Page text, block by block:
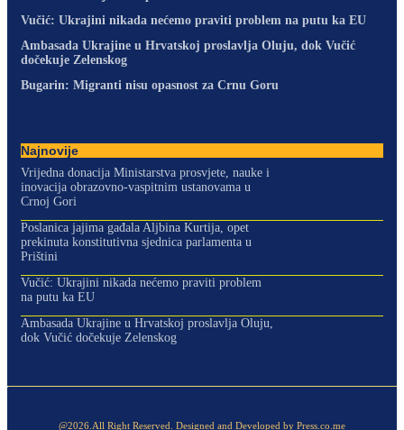
Vučić: Ukrajini nikada nećemo praviti problem na putu ka EU
Ambasada Ukrajine u Hrvatskoj proslavlja Oluju, dok Vučić
dočekuje Zelenskog
Bugarin: Migranti nisu opasnost za Crnu Goru
Najnovije
Vrijedna donacija Ministarstva prosvjete, nauke i
inovacija obrazovno-vaspitnim ustanovama u
Crnoj Gori
Poslanica jajima gađala Aljbina Kurtija, opet
prekinuta konstitutivna sjednica parlamenta u
Prištini
Vučić: Ukrajini nikada nećemo praviti problem
na putu ka EU
Ambasada Ukrajine u Hrvatskoj proslavlja Oluju,
dok Vučić dočekuje Zelenskog
@2026.All Right Reserved. Designed and Developed by Press.co.me